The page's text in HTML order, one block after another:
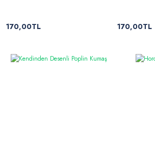
170,00TL 170,00TL